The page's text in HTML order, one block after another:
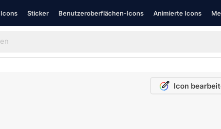
Icons Sticker Benutzeroberflächen-Icons Animierte Icons
Icon